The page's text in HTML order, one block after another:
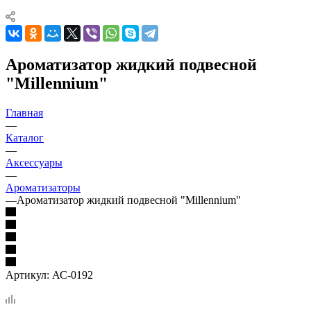
Ароматизатор жидкий подвесной
"Millennium"
Главная
—
Каталог
—
Аксессуары
—
Ароматизаторы
—Ароматизатор жидкий подвесной "Millennium"
Артикул: АС-0192